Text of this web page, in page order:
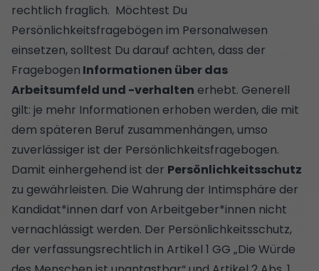
rechtlich fraglich. Möchtest Du
Persönlichkeitsfragebögen im Personalwesen
einsetzen, solltest Du darauf achten, dass der
Fragebogen Informationen über das
Arbeitsumfeld und -verhalten erhebt. Generell
gilt: je mehr Informationen erhoben werden, die mit
dem späteren Beruf zusammenhängen, umso
zuverlässiger ist der Persönlichkeitsfragebogen.
Damit einhergehend ist der Persönlichkeitsschutz
zu gewährleisten. Die Wahrung der Intimsphäre der
Kandidat*innen darf von Arbeitgeber*innen nicht
vernachlässigt werden. Der Persönlichkeitsschutz,
der verfassungsrechtlich in Artikel 1 GG „Die Würde